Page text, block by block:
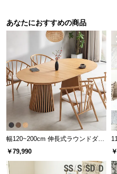
あなたにおすすめの商品
幅120~200cm 伸長式ラウンドダイ
ニングテーブル 6人掛け 天然木突
板 美しい格子デザイン
￥79,990